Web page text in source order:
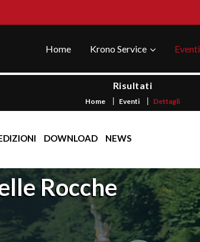
Home Krono Service Eventi
Risultati
Home Eventi Dettagli
DOWNLOAD NEWS
Rocche